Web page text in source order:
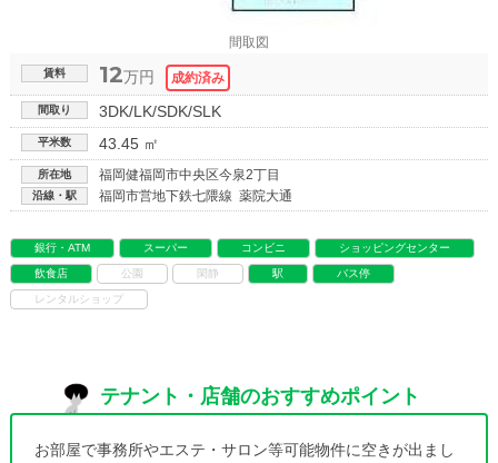
間取図
賃料 12万円
間取り 3DK/LK/SDK/SLK
平米数 43.45 ㎡
所在地 福岡健福岡市中央区今泉2丁目
沿線・駅 福岡市営地下鉄七隈線 薬院大通
銀行・ATM スーパー コンビニ ショッピングセンター
飲食店 公園 閑静 駅 バス停
レンタルショップ
テナント・店舗のおすすめポイント
お部屋で事務所やエステ・サロン等可能物件に空きが出まし